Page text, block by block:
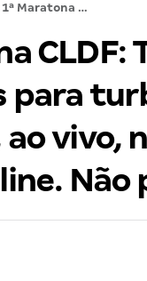
1ª Maratona CLDF: Tópicos e dicas relevantes para turbinar sua preparação. É amanhã, ao vivo, no canal do Gran Cursos Online. Não perca!
CLDF:
para
ao vivo,
Não